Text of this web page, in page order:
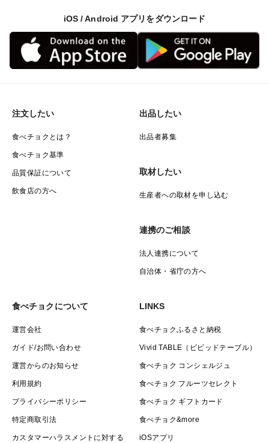
iOS / Android アプリをダウンロード
注文したい
食べチョクとは？
食べチョク基準
品質保証について
飲食店の方へ
出品したい
出品者募集
取材したい
生産者への取材を申し込む
連携のご相談
法人連携について
自治体・省庁の方へ
食べチョクについて
運営会社
ガイド/お問い合わせ
運営からのお知らせ
利用規約
プライバシーポリシー
特定商取引法
カスタマーハラスメントに対する
LINKS
食べチョクふるさと納税
Vivid TABLE（ビビッドテーブル）
食べチョク コンシェルジュ
食べチョク フルーツセレクト
食べチョク ギフトカード
食べチョク&more
iOSアプリ